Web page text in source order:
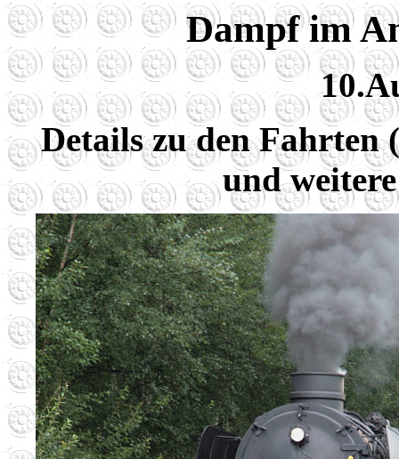
Dampf im
Details zu den Fahrten
und